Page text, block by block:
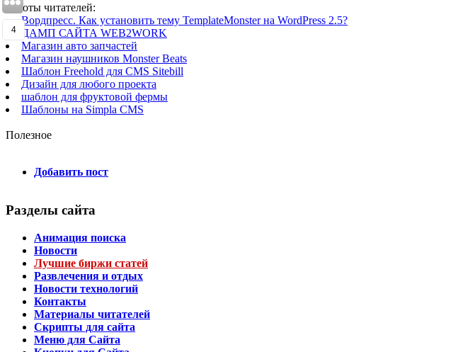
Работы читателей:
Вордпресс. Как установить тему TemplateMonster на WordPress 2.5?
ДАМП САЙТА WEB2WORK
Магазин авто запчастей
Магазин наушников Monster Beats
Шаблон Freehold для CMS Sitebill
Дизайн для любого проекта
шаблон для фруктовой фермы
Шаблоны на Simpla CMS
Полезное
Добавить пост
Разделы сайта
Анимация поиска
Новости
Лучшие биржи статей
Развлечения и отдых
Новости технологий
Контакты
Материалы читателей
Скрипты для сайта
Меню для Сайта
4